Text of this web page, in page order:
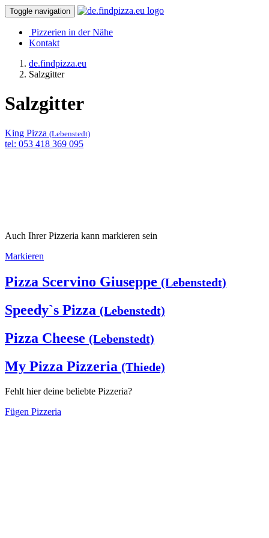
Toggle navigation
Pizzerien in der Nähe
Kontakt
de.findpizza.eu
Salzgitter
Salzgitter
King Pizza (Lebenstedt)
tel: 053 418 369 095
Auch Ihrer Pizzeria kann markieren sein
Markieren
Pizza Scervino Giuseppe (Lebenstedt)
Speedy`s Pizza (Lebenstedt)
Pizza Cheese (Lebenstedt)
My Pizza Pizzeria (Thiede)
Fehlt hier deine beliebte Pizzeria?
Fügen Pizzeria